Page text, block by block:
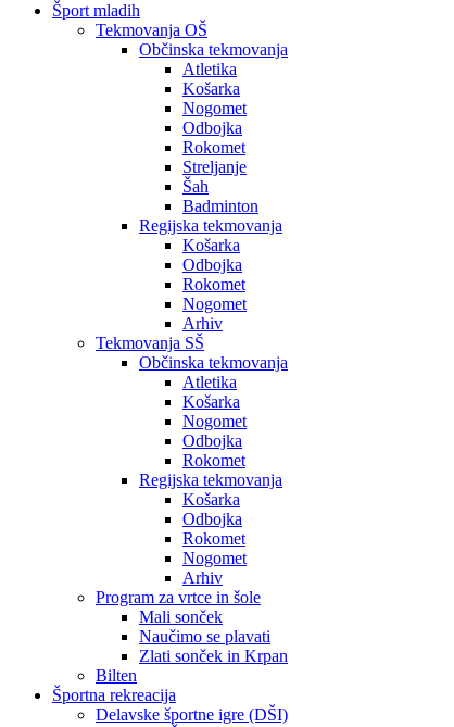
Šport mladih
Tekmovanja OŠ
Občinska tekmovanja
Atletika
Košarka
Nogomet
Odbojka
Rokomet
Streljanje
Šah
Badminton
Regijska tekmovanja
Košarka
Odbojka
Rokomet
Nogomet
Arhiv
Tekmovanja SŠ
Občinska tekmovanja
Atletika
Košarka
Nogomet
Odbojka
Rokomet
Regijska tekmovanja
Košarka
Odbojka
Rokomet
Nogomet
Arhiv
Program za vrtce in šole
Mali sonček
Naučimo se plavati
Zlati sonček in Krpan
Bilten
Športna rekreacija
Delavske športne igre (DŠI)